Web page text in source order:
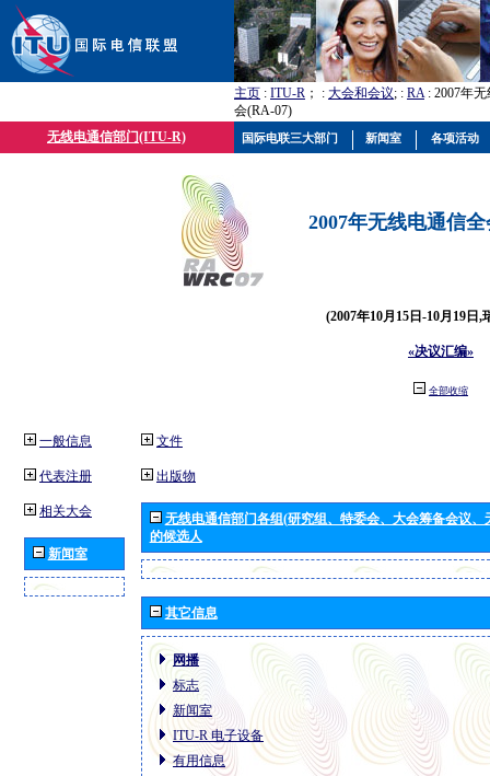
主页 : ITU-R ； : 大会和会议; : RA: 2007年
会(RA-07)
无线电通信部门(ITU-R)
2007年无线电通信
(2007年10月15日-10月19日,
«决议汇编»
全部收缩
一般信息
代表注册
相关大会
新闻室
文件
出版物
无线电通信部门各组(研究组、特委会、大会筹备会议
的候选人
其它信息
网播
标志
新闻室
ITU-R 电子设备
有用信息
国际电联三大部门 新闻室 各项活动